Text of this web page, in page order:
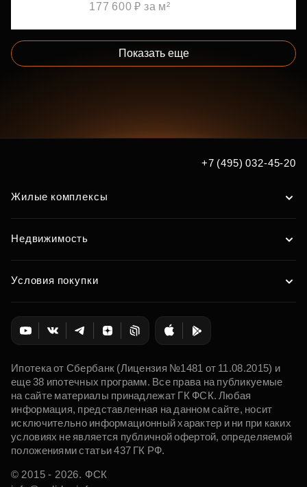
177 600 ₽ за м²
Показать еще
+7 (495) 032-45-20
Жилые комплексы
Недвижимость
Условия покупки
Ипотека от Сбербанк (Лицензия №1481 от 11.08.2015) и
еще 38 ипотечных программ. Все права на публикуемые
на сайте материалы принадлежат ГК ФСК. Любая
информация, представленная на данном сайте, носит
исключительно информационный характер и ни при каких
условиях не является публичной офертой, определяемой
положениями статьи 437 ГК РФ.
© 2015 - 2026. ФСК